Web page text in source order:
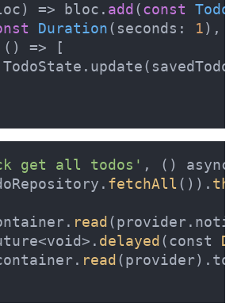
=> bloc.
add (const
Duration( seconds: 1),
=> [
get all todos' , () async
fetchAll ()).
read
delayed (const
read